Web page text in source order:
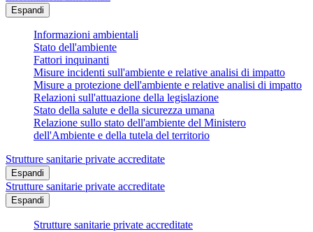
Espandi
Informazioni ambientali
Stato dell'ambiente
Fattori inquinanti
Misure incidenti sull'ambiente e relative analisi di impatto
Misure a protezione dell'ambiente e relative analisi di impatto
Relazioni sull'attuazione della legislazione
Stato della salute e della sicurezza umana
Relazione sullo stato dell'ambiente del Ministero
dell'Ambiente e della tutela del territorio
Strutture sanitarie private accreditate
Espandi
Strutture sanitarie private accreditate
Espandi
Strutture sanitarie private accreditate